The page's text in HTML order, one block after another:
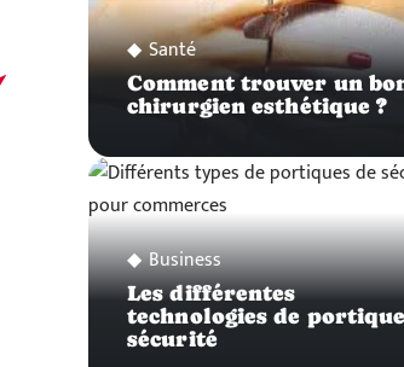
Santé
Comment trouver un
chirurgien esthétique ?
Business
Les différentes
technologies de
sécurité